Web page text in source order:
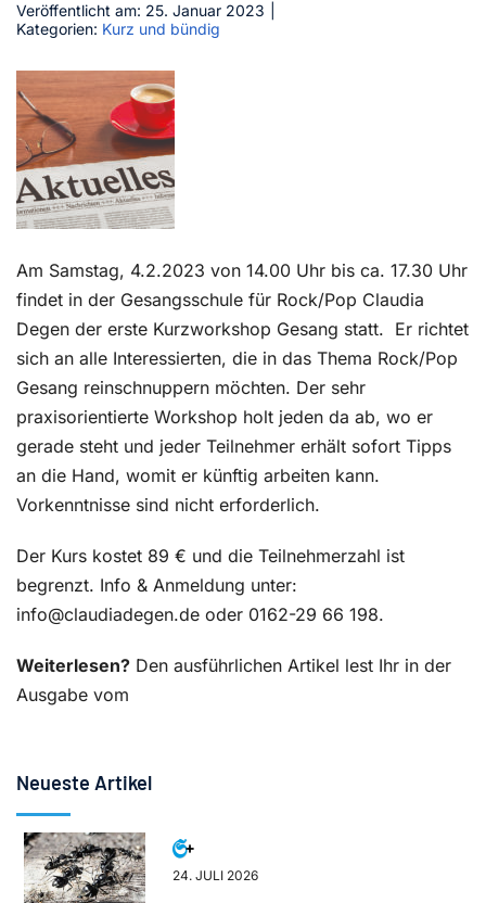
Jetzt abonnieren
Kontakt
Veröffentlicht am: 25. Januar 2023
Kategorien: Kurz und bündig
Am Samstag, 4.2.2023 von 14.00 Uhr bis ca. 17.30 Uhr
findet in der Gesangsschule für Rock/Pop Claudia
Degen der erste Kurzworkshop Gesang statt. Er richtet
sich an alle Interessierten, die in das Thema Rock/Pop
Gesang reinschnuppern möchten. Der sehr
praxisorientierte Workshop holt jeden da ab, wo er
gerade steht und jeder Teilnehmer erhält sofort Tipps
an die Hand, womit er künftig arbeiten kann.
Vorkenntnisse sind nicht erforderlich.
Der Kurs kostet 89 € und die Teilnehmerzahl ist
begrenzt. Info & Anmeldung unter:
info@claudiadegen.de oder 0162-29 66 198.
Weiterlesen? Den ausführlichen Artikel lest Ihr in der
Ausgabe vom
Neueste Artikel
24. JULI 2026